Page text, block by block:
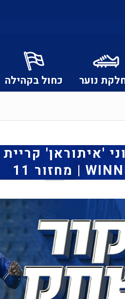
נוער כחול בקהילה
'איתוראן'